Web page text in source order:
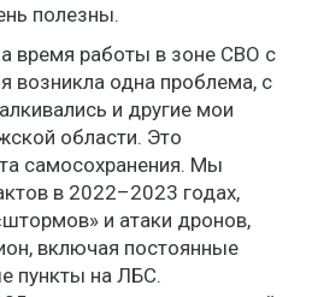
полезны.
время работы в зоне СВО с
возникла одна проблема, с
и другие мои
области. Это
самосохранения. Мы
в 2022–2023 годах,
и атаки дронов,
включая постоянные
пункты на ЛБС.